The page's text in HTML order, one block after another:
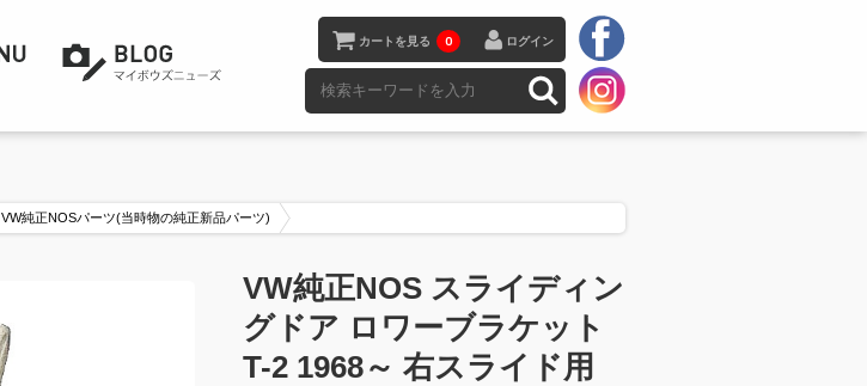
カートを見る 0 ログイン
VW純正NOSパーツ(当時物の純正新品パーツ)
VW純正NOS スライディン
グドア ロワーブラケット
T-2 1968～ 右スライド用